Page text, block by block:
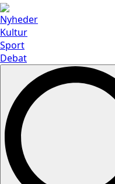
Nyheder
Kultur
Sport
Debat